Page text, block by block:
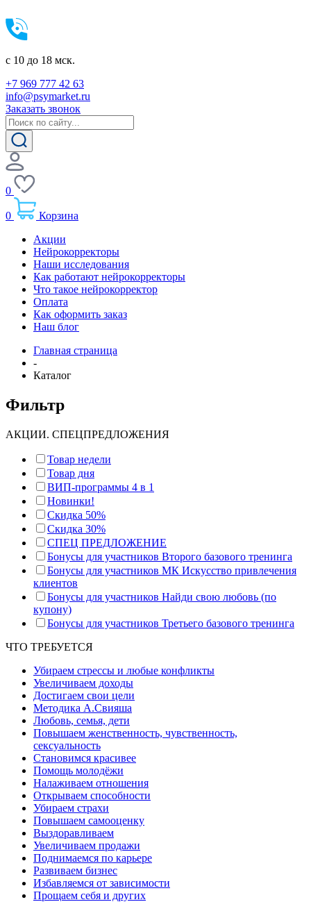
c 10 до 18 мск.
+7 969 777 42 63
info@psymarket.ru
Заказать звонок
0
0
Корзина
Акции
Нейрокорректоры
Наши исследования
Как работают нейрокорректоры
Что такое нейрокорректор
Оплата
Как оформить заказ
Наш блог
Главная страница
-
Каталог
Фильтр
АКЦИИ. СПЕЦПРЕДЛОЖЕНИЯ
Товар недели
Товар дня
ВИП-программы 4 в 1
Новинки!
Скидка 50%
Скидка 30%
СПЕЦ ПРЕДЛОЖЕНИЕ
Бонусы для участников Второго базового тренинга
Бонусы для участников МК Искусство привлечения
клиентов
Бонусы для участников Найди свою любовь (по
купону)
Бонусы для участников Третьего базового тренинга
ЧТО ТРЕБУЕТСЯ
Убираем стрессы и любые конфликты
Увеличиваем доходы
Достигаем свои цели
Методика А.Свияша
Любовь, семья, дети
Повышаем женственность, чувственность,
сексуальность
Становимся красивее
Помощь молодёжи
Налаживаем отношения
Открываем способности
Убираем страхи
Повышаем самооценку
Выздоравливаем
Увеличиваем продажи
Поднимаемся по карьере
Развиваем бизнес
Избавляемся от зависимости
Прощаем себя и других